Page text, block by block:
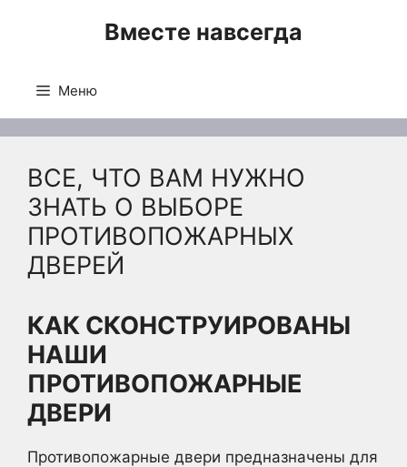
Вместе навсегда
Меню
ВСЕ, ЧТО ВАМ НУЖНО
ЗНАТЬ О ВЫБОРЕ
ПРОТИВОПОЖАРНЫХ
ДВЕРЕЙ
КАК СКОНСТРУИРОВАНЫ
НАШИ
ПРОТИВОПОЖАРНЫЕ
ДВЕРИ
Противопожарные двери предназначены для